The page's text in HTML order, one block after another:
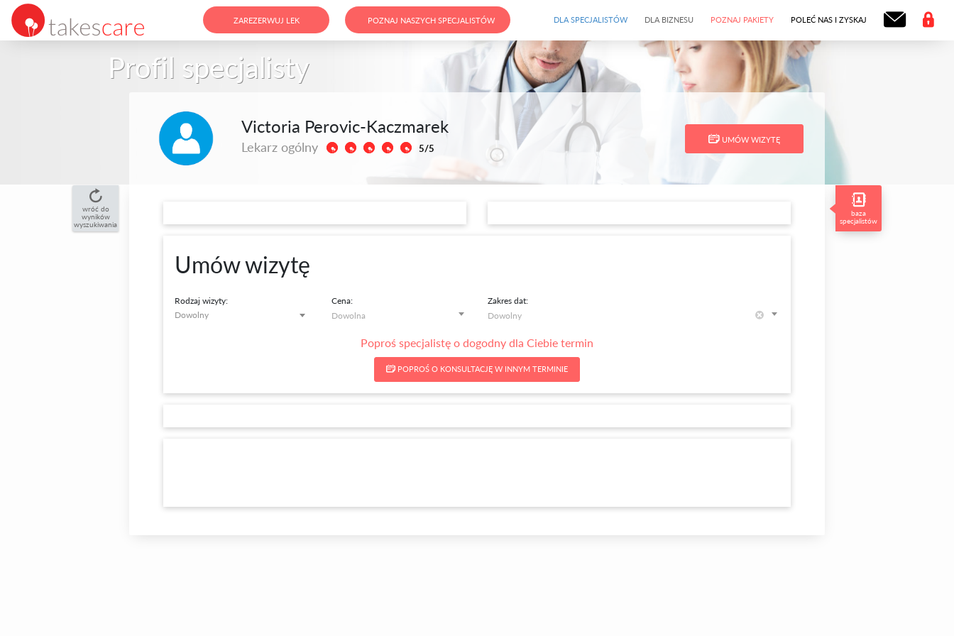
ZAREZERWUJ LEK POZNAJ NASZYCH SPECJALISTÓW DLA SPECJALISTÓW DLA BIZNESU POZNAJ PAKIETY POLEĆ NAS I ZYSKAJ
Profil specjalisty
Victoria Perovic-Kaczmarek
Lekarz ogólny 5/5
UMÓW WIZYTĘ
wróć do
wyników
wyszukiwania
Umów wizytę
Rodzaj wizyty:
Dowolny
Cena: Zakres dat:
Poproś specjalistę o dogodny dla Ciebie termin
POPROŚ O KONSULTACJĘ W INNYM TERMINIE
baza
specjalistów